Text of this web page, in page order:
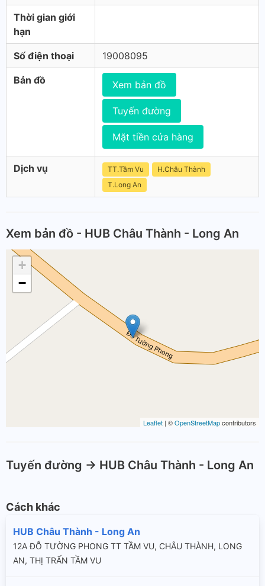
Thời gian giới
hạn
Số điện thoại 19008095
Bản đồ Xem bản đồ
Tuyến đường
Mặt tiền cửa hàng
Dịch vụ TT.Tầm Vu
H.Châu Thành
T.Long An
Xem bản đồ - HUB Châu Thành - Long An
+
−
Leaflet | ©OpenStreetMapcontributors
Tuyến đường -> HUB Châu Thành - Long An
Cách khác
HUB Châu Thành - Long An
12A ĐỖ TƯỜNG PHONG TT TẦM VU, CHÂU THÀNH, LONG
AN, THỊ TRẤN TẦM VU